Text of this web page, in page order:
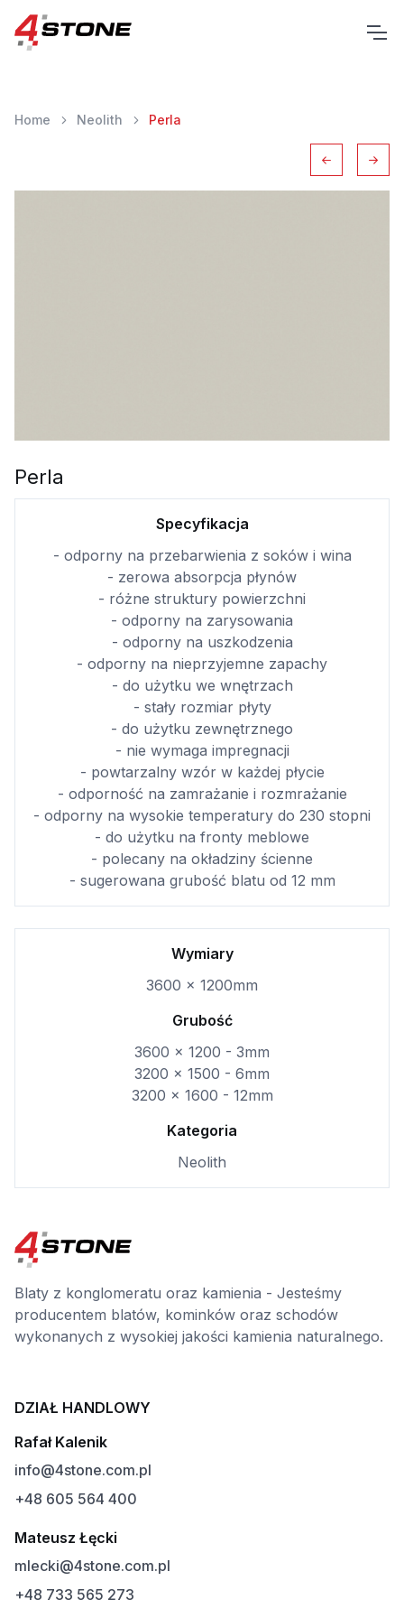
Home Neolith Perla
Perla
Specyfikacja
- odporny na przebarwienia z soków i wina
- zerowa absorpcja płynów
- różne struktury powierzchni
- odporny na zarysowania
- odporny na uszkodzenia
- odporny na nieprzyjemne zapachy
- do użytku we wnętrzach
- stały rozmiar płyty
- do użytku zewnętrznego
- nie wymaga impregnacji
- powtarzalny wzór w każdej płycie
- odporność na zamrażanie i rozmrażanie
- odporny na wysokie temperatury do 230 stopni
- do użytku na fronty meblowe
- polecany na okładziny ścienne
- sugerowana grubość blatu od 12 mm
Wymiary
3600 x 1200mm
Grubość
3600 x 1200 - 3mm
3200 x 1500 - 6mm
3200 x 1600 - 12mm
Kategoria
Neolith
Blaty z konglomeratu oraz kamienia - Jesteśmy
producentem blatów, kominków oraz schodów
wykonanych z wysokiej jakości kamienia naturalnego.
DZIAŁ HANDLOWY
Rafał Kalenik
info@4stone.com.pl
+48 605 564 400
Mateusz Łęcki
mlecki@4stone.com.pl
+48 733 565 273